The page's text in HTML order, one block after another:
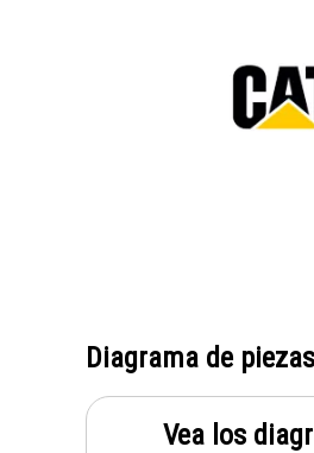
Diagrama de
Vea los